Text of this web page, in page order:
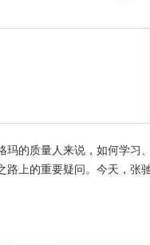
的质量人来说，如何学习、
路上的重要疑问。今天，张